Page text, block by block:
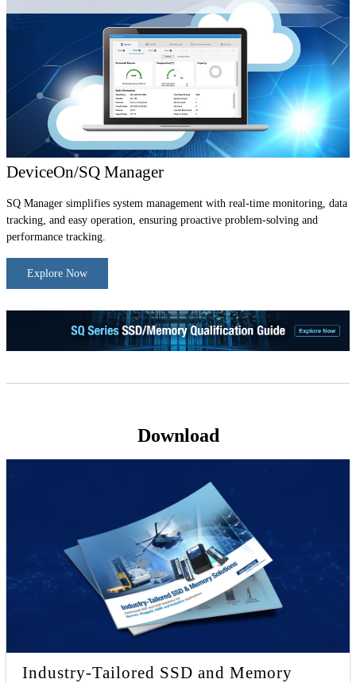
DeviceOn/SQ Manager
SQ Manager simplifies system management with real-time monitoring, data
tracking, and easy operation, ensuring proactive problem-solving and
performance tracking.
Explore Now
Download
Industry-Tailored SSD and Memory